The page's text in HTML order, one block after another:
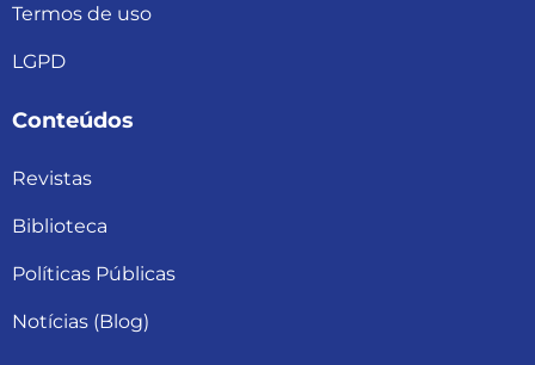
Termos de uso
LGPD
Conteúdos
Revistas
Biblioteca
Políticas Públicas
Notícias (Blog)